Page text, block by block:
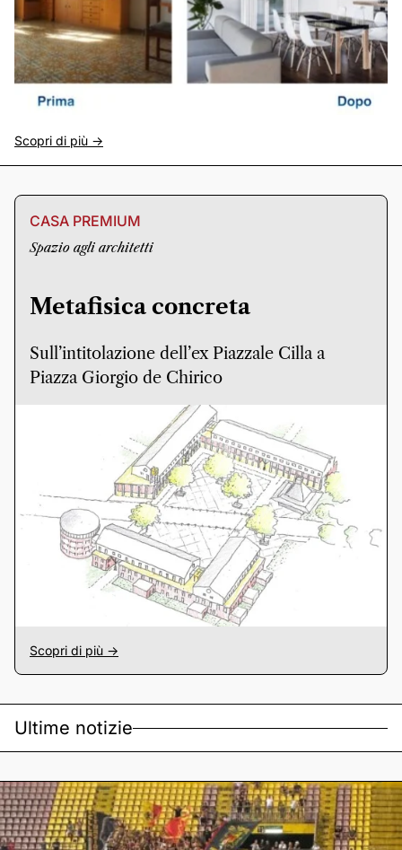
Scopri di più ->
CASA PREMIUM
Spazio agli architetti
Metafisica concreta
Sull’intitolazione dell’ex Piazzale Cilla a
Piazza Giorgio de Chirico
Scopri di più ->
Ultime notizie